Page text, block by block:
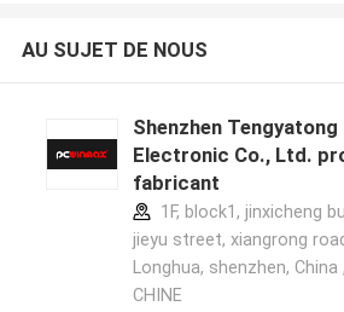
AU SUJET DE NOUS
Shenzhen Tengyatong
Electronic Co., Ltd.
fabricant
1F, block1, jinxicheng
jieyu street, xiangrong
Longhua, shenzhen, China
CHINE